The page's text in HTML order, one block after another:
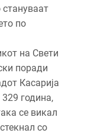
по
на Свети
поради
Касарија
година,
се викал
со